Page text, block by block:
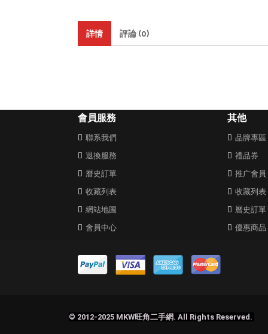
詳情 評論 (0)
會員服務
聯系我們
退換服務
曆史訂單
收藏列表
網站地圖
會員中心
其他
品牌專區
禮品券
推广會員
收藏列表
曆史訂單
優惠商品
© 2012-2025 MKW旺角二手網. All Rights Reserved.